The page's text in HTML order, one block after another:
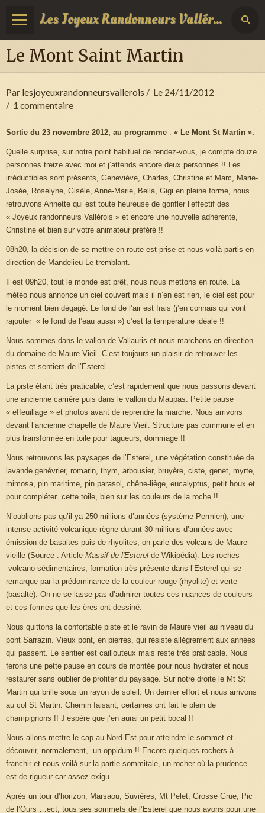
Les Joyeux Randonneurs Vallérois
Le Mont Saint Martin
Par lesjoyeuxrandonneursvallerois
Le 24/11/2012
1 commentaire
Sortie du 23 novembre 2012, au programme : « Le Mont St Martin ».
Quelle surprise, sur notre point habituel de rendez-vous, je compte douze
personnes treize avec moi et j’attends encore deux personnes !! Les
irréductibles sont présents, Geneviève, Charles, Christine et Marc, Marie-
Josée, Roselyne, Gisèle, Anne-Marie, Bella, Gigi en pleine forme, nous
retrouvons Annette qui est toute heureuse de gonfler l’effectif des
« Joyeux randonneurs Vallérois » et encore une nouvelle adhérente,
Christine et bien sur votre animateur préféré !!
08h20, la décision de se mettre en route est prise et nous voilà partis en
direction de Mandelieu-Le tremblant.
Il est 09h20, tout le monde est prêt, nous nous mettons en route. La
météo nous annonce un ciel couvert mais il n’en est rien, le ciel est pour
le moment bien dégagé. Le fond de l’air est frais (j’en connais qui vont
rajouter « le fond de l’eau aussi ») c’est la température idéale !!
Nous sommes dans le vallon de Vallauris et nous marchons en direction
du domaine de Maure Vieil. C’est toujours un plaisir de retrouver les
pistes et sentiers de l’Esterel.
La piste étant très praticable, c’est rapidement que nous passons devant
une ancienne carrière puis dans le vallon du Maupas. Petite pause
« effeuillage » et photos avant de reprendre la marche. Nous arrivons
devant l’ancienne chapelle de Maure Vieil. Structure pas commune et en
plus transformée en toile pour tagueurs, dommage !!
Nous retrouvons les paysages de l’Esterel, une végétation constituée de
lavande genévrier, romarin, thym, arbousier, bruyère, ciste, genet, myrte,
mimosa, pin maritime, pin parasol, chêne-liège, eucalyptus, petit houx et
pour compléter cette toile, bien sur les couleurs de la roche !!
N’oublions pas qu’il ya 250 millions d’années (système Permien), une
intense activité volcanique règne durant 30 millions d’années avec
émission de basaltes puis de rhyolites, on parle des volcans de Maure-
vieille (Source : Article Massif de l'Esterel de Wikipédia). Les roches
volcano-sédimentaires, formation très présente dans l’Esterel qui se
remarque par la prédominance de la couleur rouge (rhyolite) et verte
(basalte). On ne se lasse pas d’admirer toutes ces nuances de couleurs
et ces formes que les ères ont dessiné.
Nous quittons la confortable piste et le ravin de Maure vieil au niveau du
pont Sarrazin. Vieux pont, en pierres, qui résiste allégrement aux années
qui passent. Le sentier est caillouteux mais reste très praticable. Nous
ferons une pette pause en cours de montée pour nous hydrater et nous
restaurer sans oublier de profiter du paysage. Sur notre droite le Mt St
Martin qui brille sous un rayon de soleil. Un dernier effort et nous arrivons
au col St Martin. Chemin faisant, certaines ont fait le plein de
champignons !! J’espère que j’en aurai un petit bocal !!
Nous allons mettre le cap au Nord-Est pour atteindre le sommet et
découvrir, normalement, un oppidum !! Encore quelques rochers à
franchir et nous voilà sur la partie sommitale, un rocher où la prudence
est de rigueur car assez exigu.
Après un tour d’horizon, Marsaou, Suvières, Mt Pelet, Grosse Grue, Pic
de l’Ours …ect, tous ses sommets de l’Esterel que nous avons pour une